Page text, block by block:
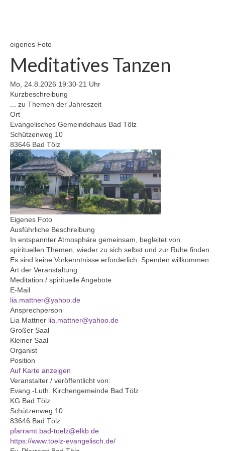
Mitarbeitende
Pfarrteam
Pfarrbüro
KantorIn
Kita-Träger-Assistenz
Dekanatsbüro
Hausmeister und Mesnerinnen
Soziale Beratung
Kirchenvorstand
Ausschüsse, Arbeitskreise und
Beauftragungen
Protokolle
Kirchen
Johanneskirche Bad Tölz
Altarbild „Kreuzigung“ von Lovis Corinth
Karte der Ortsteile
Dekanat Bad Tölz
Evang. Erwachsenenbildung Oberland
Evang.-Luth. Kirche in Bayern
eigenes Foto
Meditatives Tanzen
Mo, 24.8.2026 19:30-21 Uhr
Kurzbeschreibung
... zu Themen der Jahreszeit
Ort
Evangelisches Gemeindehaus Bad Tölz
Schützenweg 10
83646 Bad Tölz
Eigenes Foto
Ausführliche Beschreibung
In entspannter Atmosphäre gemeinsam, begleitet von
spirituellen Themen, wieder zu sich selbst und zur Ruhe finden.
Es sind keine Vorkenntnisse erforderlich. Spenden willkommen.
Art der Veranstaltung
Meditation / spirituelle Angebote
E-Mail
lia.mattner@yahoo.de
Ansprechperson
Lia Mattner lia.mattner@yahoo.de
Großer Saal
Kleiner Saal
Organist
Position
Auf Karte anzeigen
Veranstalter / veröffentlicht von:
Evang.-Luth. Kirchengemeinde Bad Tölz
KG Bad Tölz
Schützenweg 10
83646 Bad Tölz
pfarramt.bad-toelz@elkb.de
https://www.toelz-evangelisch.de/